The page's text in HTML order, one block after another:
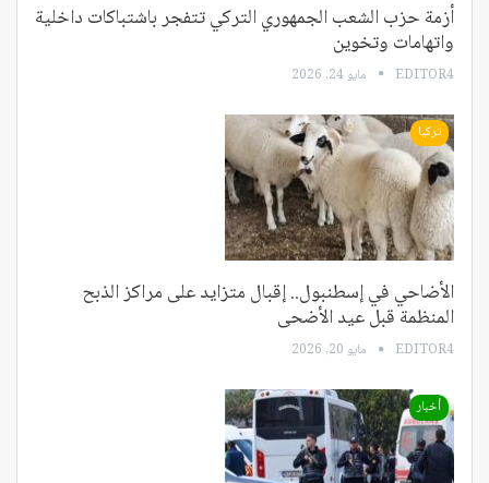
أزمة حزب الشعب الجمهوري التركي تتفجر باشتباكات داخلية
واتهامات وتخوين
EDITOR4 مايو 24, 2026
تركيا
الأضاحي في إسطنبول.. إقبال متزايد على مراكز الذبح
المنظمة قبل عيد الأضحى
EDITOR4 مايو 20, 2026
أخبار